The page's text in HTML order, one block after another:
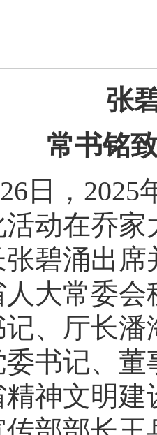
张
常书铭
日，2025
活动在乔
碧涌出
大常委
记、厅长
书记、
精神文明